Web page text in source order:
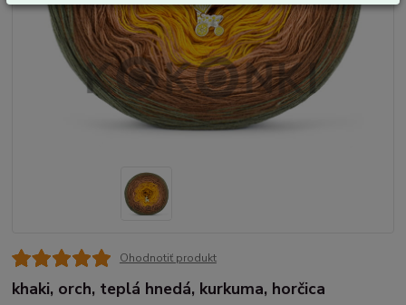
Ohodnotiť produkt
khaki, orch, teplá hnedá, kurkuma, horčica